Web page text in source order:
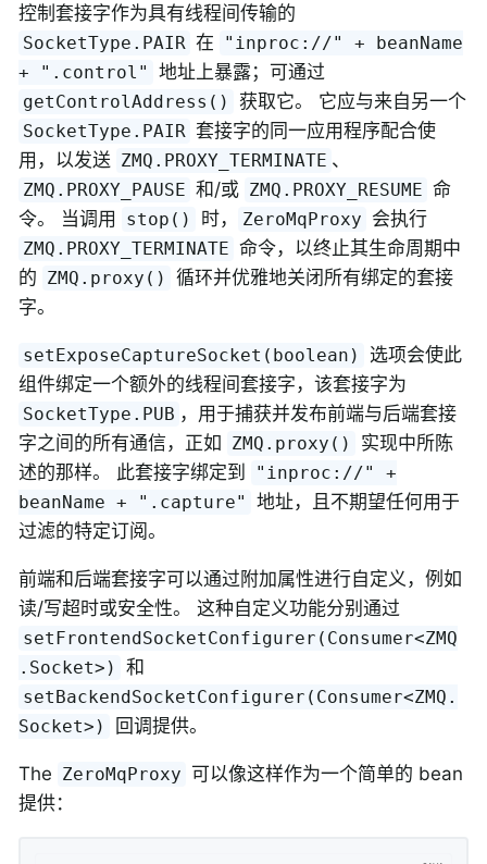
控制套接字作为具有线程间传输的
SocketType.PAIR 在
"inproc://" + beanName
+ ".control"
地址上暴露；可通过
getControlAddress() 获取它。 它应与来自另一个
SocketType.PAIR 套接字的同一应用程序配合使
用，以发送 ZMQ.PROXY_TERMINATE 、
ZMQ.PROXY_PAUSE 和/或 ZMQ.PROXY_RESUME 命
令。 当调用
stop() 时， ZeroMqProxy 会执行
ZMQ.PROXY_TERMINATE 命令，以终止其生命周期中
的 ZMQ.proxy()
循环并优雅地关闭所有绑定的套接
字。
setExposeCaptureSocket(boolean)
选项会使此
组件绑定一个额外的线程间套接字，该套接字为
SocketType.PUB ，用于捕获并发布前端与后端套接
字之间的所有通信，正如 ZMQ.proxy()
实现中所陈
述的那样。 此套接字绑定到
"inproc://" +
beanName + ".capture"
地址，且不期望任何用于
过滤的特定订阅。
前端和后端套接字可以通过附加属性进行自定义，例如
读/写超时或安全性。 这种自定义功能分别通过
setFrontendSocketConfigurer(Consumer<ZMQ
.Socket>)
和
setBackendSocketConfigurer(Consumer<ZMQ.
Socket>)
回调提供。
The ZeroMqProxy 可以像这样作为一个简单的 bean
提供：